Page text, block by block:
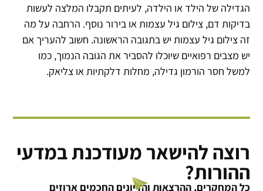
הגדילה של הילד או הילדה, לעיתים תקבלו המלצה לעשות
בדיקות דם, צילום גיל עצמות או בירור נוסף. הרחבה על מה
זה צילום גיל עצמות יש בתגובה הראשונה. חשוב להעריך אם
יש מצבים רפואיים שיוכלו להסביר את הגובה הנמוך, כמו
למשל חסר הורמון גדילה, מחלות דלקתיות או צליאק.
רוצה להישאר מעודכנת במדעי
ההורות?
כל המחקרים, ההרצאות והדיונים החכמים ארוזים